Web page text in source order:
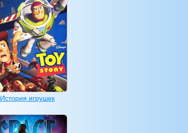
История игрушек